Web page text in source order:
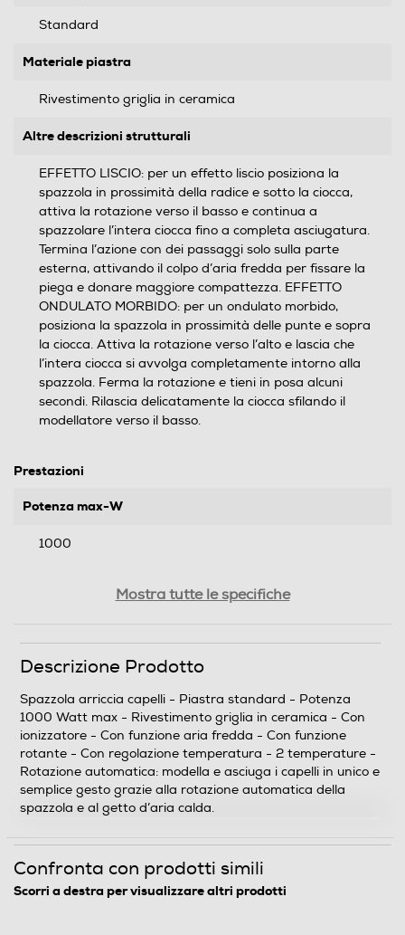
Standard
Materiale piastra
Rivestimento griglia in ceramica
Altre descrizioni strutturali
EFFETTO LISCIO: per un effetto liscio posiziona la
spazzola in prossimità della radice e sotto la ciocca,
attiva la rotazione verso il basso e continua a
spazzolare l’intera ciocca fino a completa asciugatura.
Termina l’azione con dei passaggi solo sulla parte
esterna, attivando il colpo d’aria fredda per fissare la
piega e donare maggiore compattezza. EFFETTO
ONDULATO MORBIDO: per un ondulato morbido,
posiziona la spazzola in prossimità delle punte e sopra
la ciocca. Attiva la rotazione verso l’alto e lascia che
l’intera ciocca si avvolga completamente intorno alla
spazzola. Ferma la rotazione e tieni in posa alcuni
secondi. Rilascia delicatamente la ciocca sfilando il
modellatore verso il basso.
Prestazioni
Potenza max-W
1000
Dotazioni - Personalizzazioni
Custodia
Cavo pivottante
Funzioni e Plus
Mostra tutte le specifiche
Descrizione Prodotto
Spazzola arriccia capelli - Piastra standard - Potenza
1000 Watt max - Rivestimento griglia in ceramica - Con
ionizzatore - Con funzione aria fredda - Con funzione
rotante - Con regolazione temperatura - 2 temperature -
Rotazione automatica: modella e asciuga i capelli in unico e
semplice gesto grazie alla rotazione automatica della
spazzola e al getto d’aria calda.
Confronta con prodotti simili
Scorri a destra per visualizzare altri prodotti